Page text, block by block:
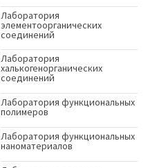
Лаборатория
элементоорганических
соединений
Лаборатория
халькогенорганических
соединений
Лаборатория функциональных
полимеров
Лаборатория функциональных
наноматериалов